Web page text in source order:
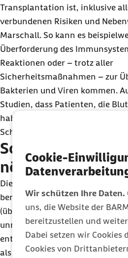
Cookie-
Wir schützen Ihre Daten.
uns, die Website der
bereitzustellen und
Dabei setzen wir Cookies
Cookies von
Transplantation ist, inklusive
verbundenen Risiken und
Marschall. So kann es
Überforderung des
Reaktionen oder – trotz aller
Sicherheitsmaßnahmen – zur
Bakterien und Viren kommen.
Studien, dass Patienten, die
haben, anfälliger für einen
Schlaganfall oder eine
So wenig
nötig
Die
bereits seit 2010 ein Patient
(übersetzt: Patienten-Blut-
unnötige Transfusionen zu
entsprechende Konzept
als 100 Einzelmaßnahmen, die